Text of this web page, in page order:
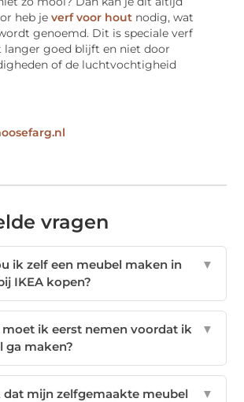
heb jeverf voor hout nodig, wat
genoemd. Dit is speciale verf
langer goed blijft en niet door
of de luchtvochtigheid
vragen
ik zelf een meubel maken in
IKEA kopen?
▼
ik eerst nemen voordat ik
ga maken?
▼
dat mijn zelfgemaakte meubel
▼